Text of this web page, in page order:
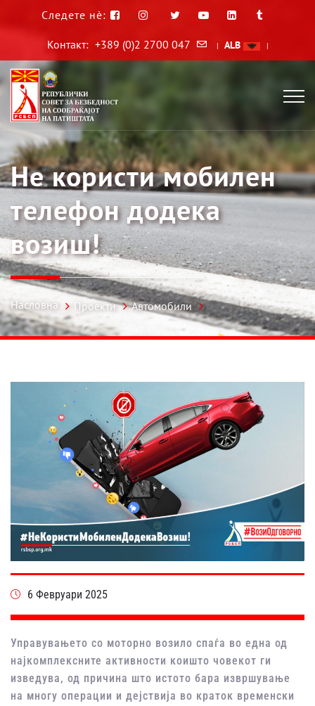
Следете нè:
Контакт: +389 (0)2 2700 047 | ALB |
Не користи мобилен
телефон додека
возиш!
Насловна Проекти Автомобили
6 Февруари 2025
Управувањето со моторно возило спаѓа во една од
најкомплексните активности коишто човекот ги
изведува, од причина што истото бара извршување
на многу операции и дејствија во краток временски